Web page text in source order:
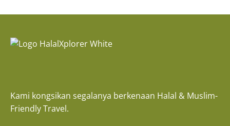
Kami kongsikan segalanya berkenaan Halal & Muslim-
Friendly Travel.